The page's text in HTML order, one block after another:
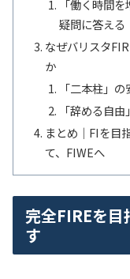
「働く時間
疑問に答える
なぜバリスタ
か
「二本柱」
「辞める自
まとめ｜FIを目
て、FIWEへ
完全FIREを
す